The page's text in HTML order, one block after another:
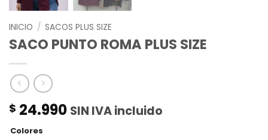
INICIO / SACOS PLUS SIZE
SACO PUNTO ROMA PLUS SIZE
$ 24.990 SIN IVA incluido
Colores